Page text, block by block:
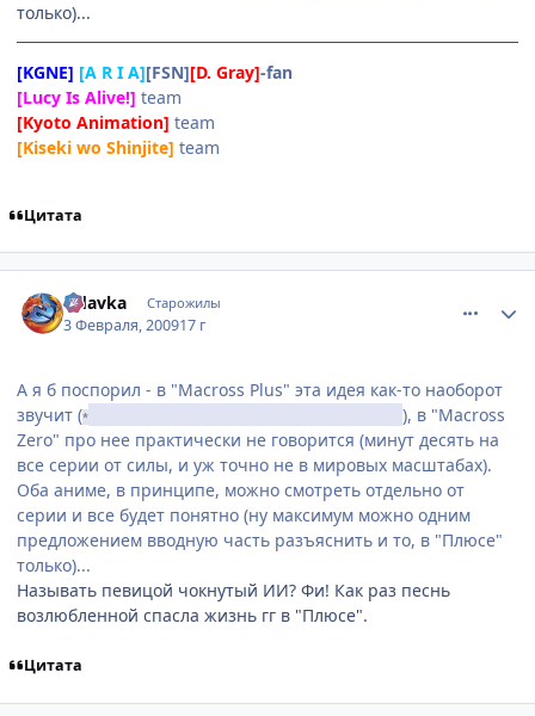
только)...
[KGNE] [A R I A][FSN][D. Gray]-fan
[Lucy Is Alive!] team
[Kyoto Animation] team
[Kiseki wo Shinjite] team
Цитата
Udavka Старожилы
3 Февраля, 200917 г
А я б поспорил - в "Macross Plus" эта идея как-то наоборот
звучит (*
), в "Macross
Zero" про нее практически не говорится (минут десять на
все серии от силы, и уж точно не в мировых масштабах).
Оба аниме, в принципе, можно смотреть отдельно от
серии и все будет понятно (ну максимум можно одним
предложением вводную часть разъяснить и то, в "Плюсе"
только)...
Называть певицой чокнутый ИИ? Фи! Как раз песнь
возлюбленной спасла жизнь гг в "Плюсе".
Цитата